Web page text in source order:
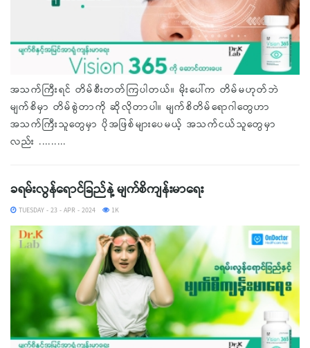
အသက်ကြီးရင် တိမ်စီးတတ်ကြပါတယ်။ မိုးပေါ်က တိမ်မဟုတ်ဘဲ
မျက်စိမှာ တိမ်စွဲတာကို ဆိုလိုတာပါ။ မျက်စိတိမ်ရောဂါတွေဟာ
အသက်ကြီးသူတွေမှာ ပိုအဖြစ်များပေမယ့် အသက်ငယ်သူတွေမှာ
လည်း .........
ခရမ်းလွန်ရောင်ခြည်နဲ့ မျက်စိကျန်းမာရေး
TUESDAY - 23 - APR - 2024 1K